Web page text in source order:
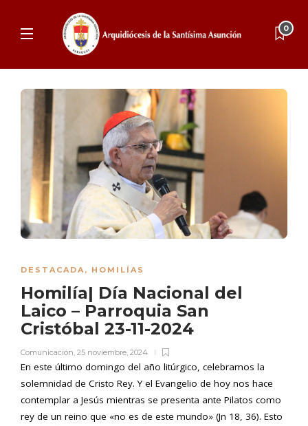
0
DESTACADA, HOMILÍAS
Homilía| Día Nacional del
Laico – Parroquia San
Cristóbal 23-11-2024
Comunicación, 25 noviembre, 2024
En este último domingo del año litúrgico, celebramos la
solemnidad de Cristo Rey. Y el Evangelio de hoy nos hace
contemplar a Jesús mientras se presenta ante Pilatos como
rey de un reino que «no es de este mundo» (Jn 18, 36). Esto